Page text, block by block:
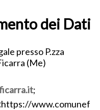
dei Dati
presso P.zza
(Me)
;
https://www.comunef